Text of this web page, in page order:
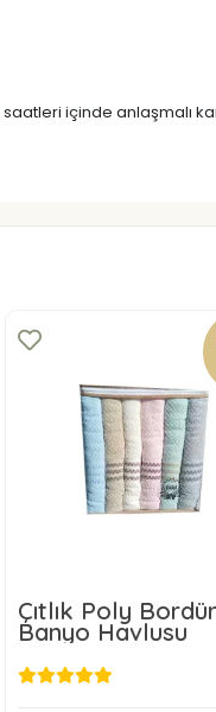
içinde anlaşmalı
Çıtlık Poly Bordür
Banyo Havlusu